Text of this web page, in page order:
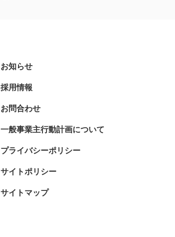
お知らせ
採用情報
お問合わせ
一般事業主行動計画について
プライバシーポリシー
サイトポリシー
サイトマップ